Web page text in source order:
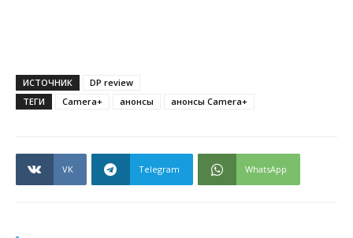
ИСТОЧНИК
DP review
ТЕГИ
Camera+ анонсы анонсы Camera+
VK Telegram WhatsApp